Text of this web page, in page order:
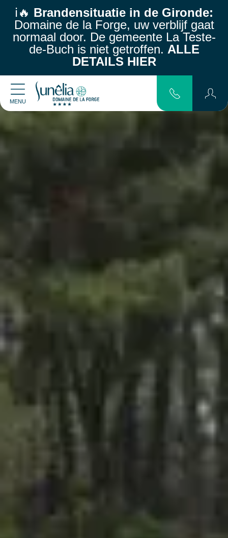
ℹ️🔥 Brandensituatie in de Gironde:
Domaine de la Forge, uw verblijf gaat
normaal door. De gemeente La Teste-
de-Buch is niet getroffen. ALLE
DETAILS HIER
MENU